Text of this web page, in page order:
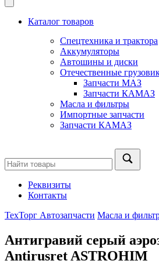
Каталог товаров
Спецтехника и трактора
Аккумуляторы
Автошины и диски
Отечественные
Запчасти МАЗ
Запчасти КАМАЗ
Масла и фильтры
Импортные запчасти
Запчасти КАМАЗ
Реквизиты
Контакты
ТехТорг Автозапчасти Масла и
Антигравий серый
Antirusret ASTROHIM